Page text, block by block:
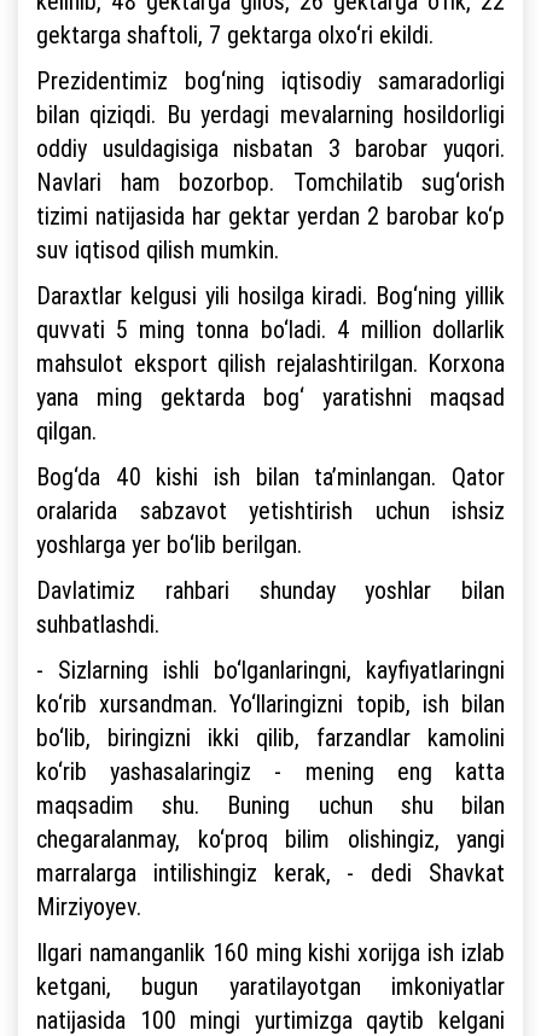
gektarga shaftoli, 7 gektarga olxo‘ri ekildi.
Prezidentimiz bog‘ning iqtisodiy samaradorligi
bilan qiziqdi. Bu yerdagi mevalarning hosildorligi
oddiy usuldagisiga nisbatan 3 barobar yuqori.
Navlari ham bozorbop. Tomchilatib sug‘orish
tizimi natijasida har gektar yerdan 2 barobar ko‘p
suv iqtisod qilish mumkin.
Daraxtlar kelgusi yili hosilga kiradi. Bog‘ning yillik
quvvati 5 ming tonna bo‘ladi. 4 million dollarlik
mahsulot eksport qilish rejalashtirilgan. Korxona
yana ming gektarda bog‘ yaratishni maqsad
qilgan.
Bog‘da 40 kishi ish bilan ta’minlangan. Qator
oralarida sabzavot yetishtirish uchun ishsiz
yoshlarga yer bo‘lib berilgan.
Davlatimiz rahbari shunday yoshlar bilan
suhbatlashdi.
- Sizlarning ishli bo‘lganlaringni, kayfiyatlaringni
ko‘rib xursandman. Yo‘llaringizni topib, ish bilan
bo‘lib, biringizni ikki qilib, farzandlar kamolini
ko‘rib yashasalaringiz - mening eng katta
maqsadim shu. Buning uchun shu bilan
chegaralanmay, ko‘proq bilim olishingiz, yangi
marralarga intilishingiz kerak, - dedi Shavkat
Mirziyoyev.
Ilgari namanganlik 160 ming kishi xorijga ish izlab
ketgani, bugun yaratilayotgan imkoniyatlar
natijasida 100 mingi yurtimizga qaytib kelgani